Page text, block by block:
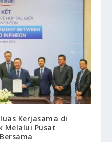
Kerjasama di
Melalui Pusat